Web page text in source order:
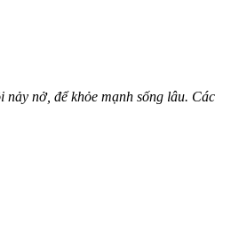
nở, để khỏe mạnh sống lâu. Các